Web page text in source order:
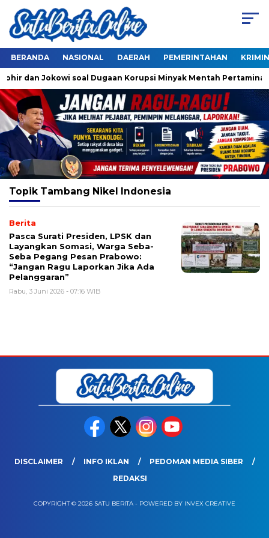
BERANDA NASIONAL DAERAH PEMERINTAHAN
dan Jokowi soal Dugaan Korupsi Minyak Mentah Pertamina
Topik Tambang Nikel Indonesia
Berita
Pasca Surati Presiden, LPSK dan
Layangkan Somasi, Warga Seba-
Seba Pegang Pesan Prabowo:
“Jangan Ragu Laporkan Jika Ada
Pelanggaran”
Rabu, 3 Juni 2026 - 07:16 WIB
DISCLAIMER INFO IKLAN
PEDOMAN MEDIA SIBER
REDAKSI
COPYRIGHT © 2026 SATU BERITA - POWERED BY INVEX CREATIVE